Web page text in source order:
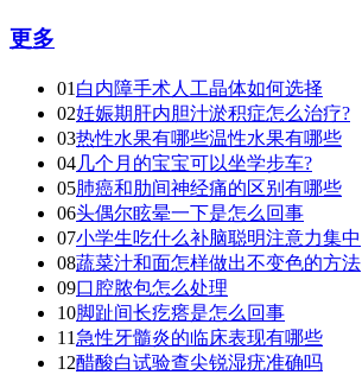
更多
01 白内障手术人工晶体如何选择
02妊娠期肝内胆汁淤积症怎么治疗?
03热性水果有哪些温性水果有哪些
04几个月的宝宝可以坐学步车?
05肺癌和肋间神经痛的区别有哪些
06头偶尔眩晕一下是怎么回事
07小学生吃什么补脑聪明注意力集中
08蔬菜汁和面怎样做出不变色的方法
09口腔脓包怎么处理
10脚趾间长疙瘩是怎么回事
11 急性牙髓炎的临床表现有哪些
12醋酸白试验查尖锐湿疣准确吗